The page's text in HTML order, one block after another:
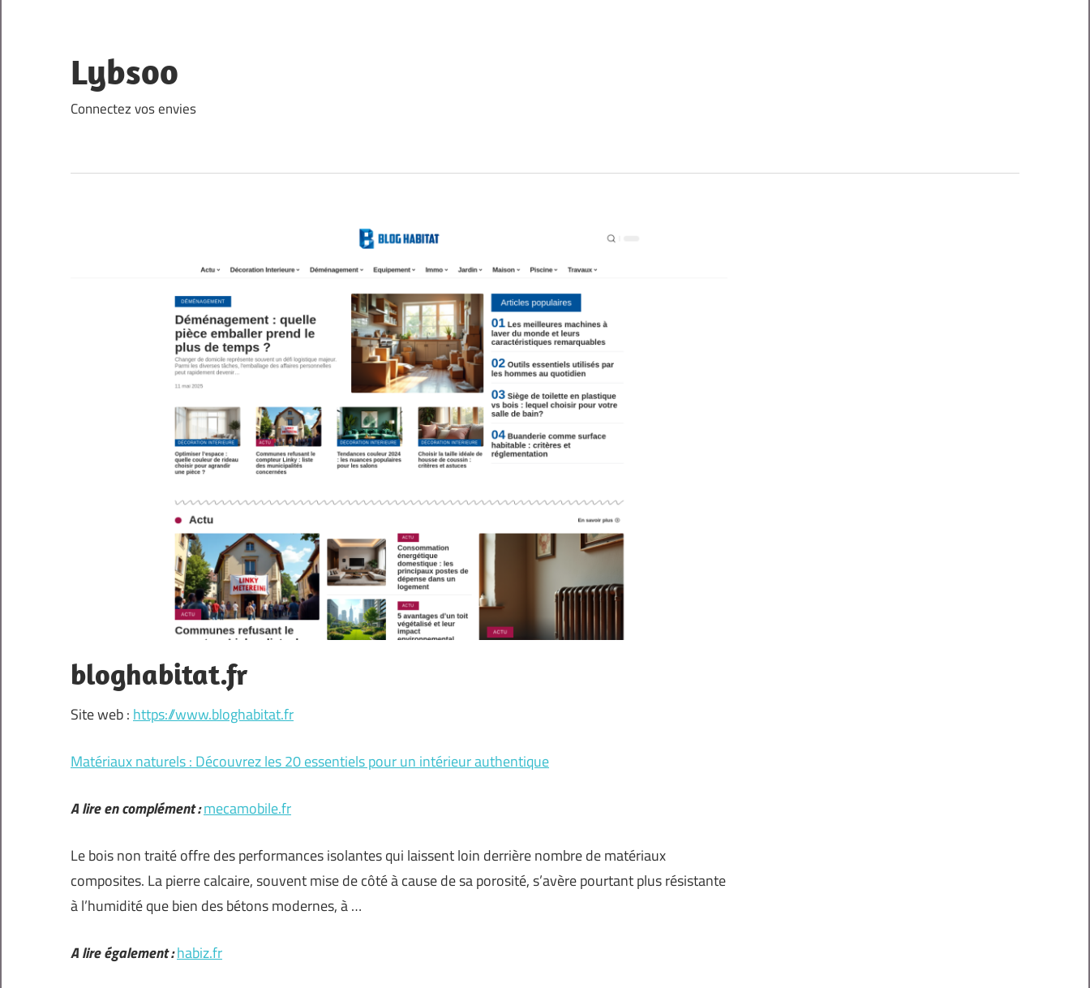
content
Lybsoo
Connectez vos envies
bloghabitat.fr
Site web : https://www.bloghabitat.fr
Matériaux naturels : Découvrez les 20 essentiels pour un intérieur authentique
A lire en complément :mecamobile.fr
Le bois non traité offre des performances isolantes qui laissent loin derrière nombre de matériaux
composites. La pierre calcaire, souvent mise de côté à cause de sa porosité, s’avère pourtant plus résistante
à l’humidité que bien des bétons modernes, à …
A lire également :habiz.fr